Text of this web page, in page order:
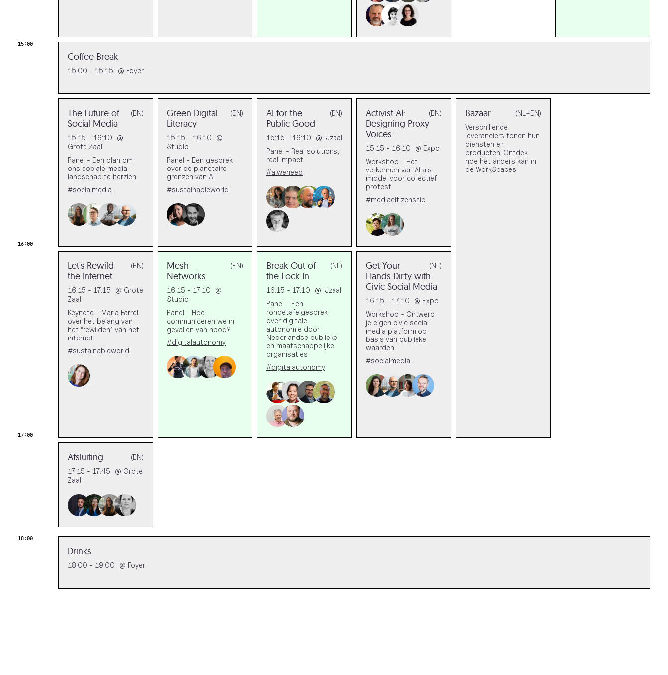
15:00
Coffee Break
15:00 - 15:15 @ Foyer
(NL+EN)
Bazaar
Verschillende
leveranciers tonen hun
diensten en
producten. Ontdek
hoe het anders kan in
de WorkSpaces
(EN)
AI for the
Public Good
15:15 - 16:10 @ IJzaal
Panel - Real solutions,
real impact
#aiweneed
(EN)
The Future of
Social Media
15:15 - 16:10
@
Grote Zaal
Panel - Een plan om
ons sociale media-
landschap te herzien
#socialmedia
(EN)
Activist AI:
Designing Proxy
Voices
15:15 - 16:10 @ Expo
Workshop - Het
verkennen van AI als
middel voor collectief
protest
#mediacitizenship
(EN)
Green Digital
Literacy
15:15 - 16:10
@
Studio
Panel - Een gesprek
over de planetaire
grenzen van AI
#sustainableworld
16:00
(NL)
Break Out of
the Lock In
16:15 - 17:10 @ IJzaal
Panel - Een
rondetafelgesprek
over digitale
autonomie door
Nederlandse publieke
en maatschappelijke
organisaties
#digitalautonomy
(NL)
Get Your
Hands Dirty with
Civic Social Media
16:15 - 17:10 @ Expo
Workshop - Ontwerp
je eigen civic social
media platform op
basis van publieke
waarden
#socialmedia
(EN)
Let's Rewild
the Internet
16:15 - 17:15 @ Grote
Zaal
Keynote - Maria Farrell
over het belang van
het “rewilden” van het
internet
#sustainableworld
(EN)
Mesh
Networks
16:15 - 17:10
@
Studio
Panel - Hoe
communiceren we in
gevallen van nood?
#digitalautonomy
17:00
(EN)
Afsluiting
17:15 - 17:45 @ Grote
Zaal
18:00
Drinks
18:00 - 19:00 @ Foyer